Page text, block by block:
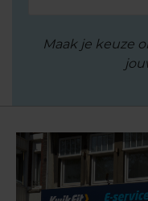
Maak je keuze